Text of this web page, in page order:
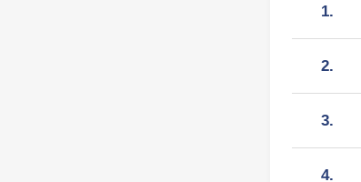
1.
2.
3.
4.